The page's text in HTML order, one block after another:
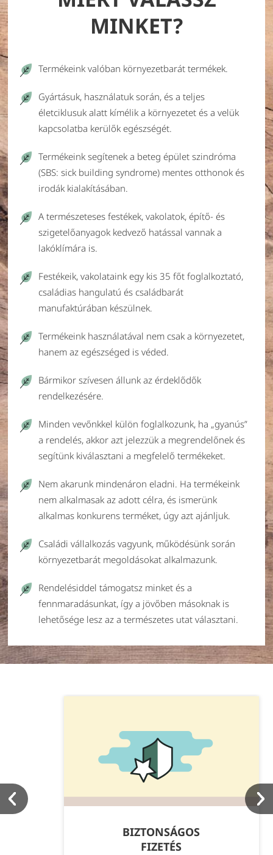
MINKET?
Termékeink valóban környezetbarát termékek.
Gyártásuk, használatuk során, és a teljes
életciklusuk alatt kímélik a környezetet és a velük
kapcsolatba kerülők egészségét.
Termékeink segítenek a beteg épület szindróma
(SBS: sick building syndrome) mentes otthonok és
irodák kialakításában.
A természeteses festékek, vakolatok, építő- és
szigetelőanyagok kedvező hatással vannak a
lakóklímára is.
Festékeik, vakolataink egy kis 35 főt foglalkoztató,
családias hangulatú és családbarát
manufaktúrában készülnek.
Termékeink használatával nem csak a környezetet,
hanem az egészséged is véded.
Bármikor szívesen állunk az érdeklődők
rendelkezésére.
Minden vevőnkkel külön foglalkozunk, ha „gyanús”
a rendelés, akkor azt jelezzük a megrendelőnek és
segítünk kiválasztani a megfelelő termékeket.
Nem akarunk mindenáron eladni. Ha termékeink
nem alkalmasak az adott célra, és ismerünk
alkalmas konkurens terméket, úgy azt ajánljuk.
Családi vállalkozás vagyunk, működésünk során
környezetbarát megoldásokat alkalmazunk.
Rendelésiddel támogatsz minket és a
fennmaradásunkat, így a jövőben másoknak is
lehetősége lesz az a természetes utat választani.
BIZTONSÁGOS
FIZETÉS